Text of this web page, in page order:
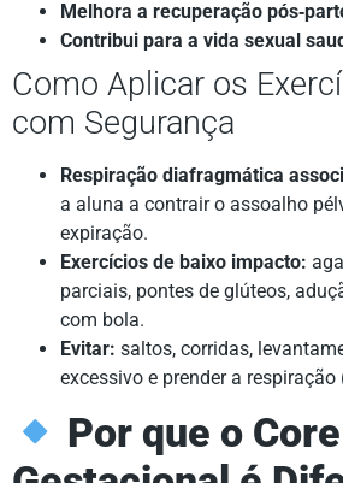
Melhora a recuperação
Contribui para a vida sexual
Como Aplicar os
com Segurança
Respiração diafragmática
a aluna a contrair o assoalho
expiração.
Exercícios de baixo impacto:
parciais, pontes de glúteos,
com bola.
Evitar: saltos, corridas,
excessivo e prender a respiração
Por que o Core